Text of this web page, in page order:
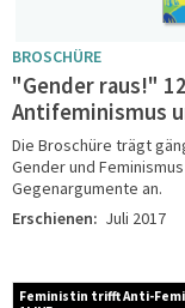
BROSCHÜRE
"Gender raus!"
Antifeminismus
Die Broschüre trägt
Gender und
Gegenargumente an.
Erschienen: Juli 2017
Feministin trifft Anti-